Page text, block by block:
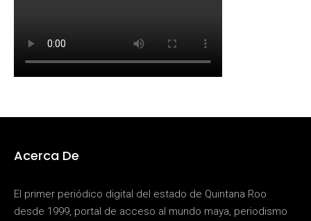
Acerca De
El primer periódico digital del estado de Quintana Roo
desde 1999, portal de acceso al mundo maya, periodismo